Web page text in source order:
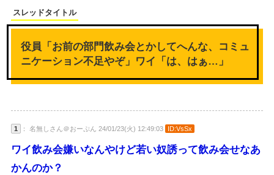
スレッドタイトル
役員「お前の部門飲み会とかしてへんな、コミュ
ニケーション不足やぞ」ワイ「は、はぁ…」
1 ： 名無しさん＠おーぷん 24/01/23(火) 12:49:03 ID:VsSx
ワイ飲み会嫌いなんやけど若い奴誘って飲み会せなあ
かんのか？